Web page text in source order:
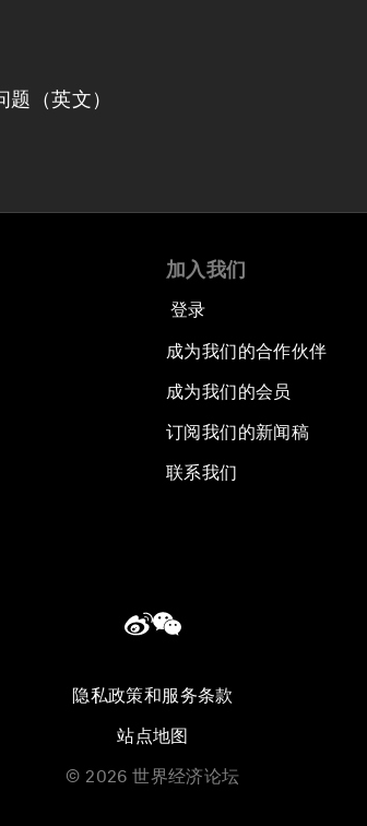
（英文）
加入我们
登录
成为我们的合作伙伴
成为我们的会员
订阅我们的新闻稿
联系我们
隐私政策和服务条款
站点地图
© 2026 世界经济论坛